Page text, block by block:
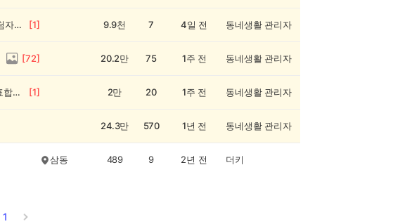
💰[당첨자 발표] 26회차 우리 동네 정보왕 이벤트 당첨자를 발표합니다! [1] 9.9천 7 4일 전 동네생활 관리자
[72] 20.2만 75 1주 전 동네생활 관리자
💰[당첨자 발표] 우리 동네 썰전 12회차 당첨자를 발표합니다! [1] 2만 20 1주 전 동네생활 관리자
24.3만 570 1년 전 동네생활 관리자
삼동 489 9 2년 전 더키
1